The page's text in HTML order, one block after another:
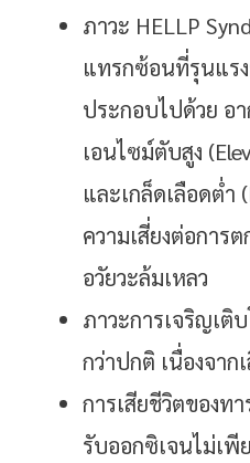
ภาวะ HELLP
แทรกซ้อนที่รุนแร
ประกอบไปด้วย อา
เอนไซม์ตับสูง
และเกล็ดเลือดต่ำ
ความเสี่ยงต่อการ
อวัยวะล้มเหลว
ภาวะการเจริญเติ
กว่าปกติ เนื่องจาก
การเสียชีวิตของท
รับออกซิเจนไม่เพี